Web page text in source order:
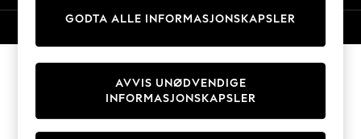
Coats & Jackets
Sweatshirts & Hoodies
Knitwear
Cardigans
Dresses
Sets & Outfits
GODTA ALLE INFORMASJONSKAPSLER
AVVIS UNØDVENDIGE
INFORMASJONSKAPSLER